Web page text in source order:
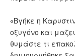
«Βγήκε η
οξυγόνο και
θυμάστε τι